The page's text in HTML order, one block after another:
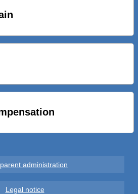
ALLA CITTA’ LE NOVE
SHARING A POTENZA CON
SCONTI SULL’UTILIZZO DELLE
administration
Legal notice